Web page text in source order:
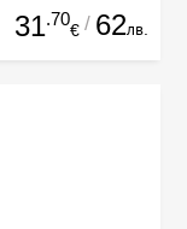
31.70
€ / 62лв.